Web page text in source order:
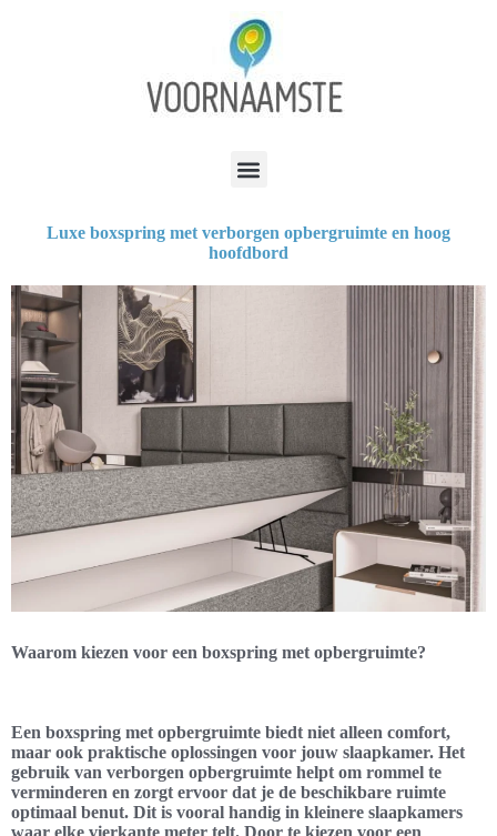
Luxe boxspring met verborgen opbergruimte en hoog
hoofdbord
Waarom kiezen voor een boxspring met opbergruimte?
Een boxspring met opbergruimte biedt niet alleen comfort,
maar ook praktische oplossingen voor jouw slaapkamer. Het
gebruik van verborgen opbergruimte helpt om rommel te
verminderen en zorgt ervoor dat je de beschikbare ruimte
optimaal benut. Dit is vooral handig in kleinere slaapkamers